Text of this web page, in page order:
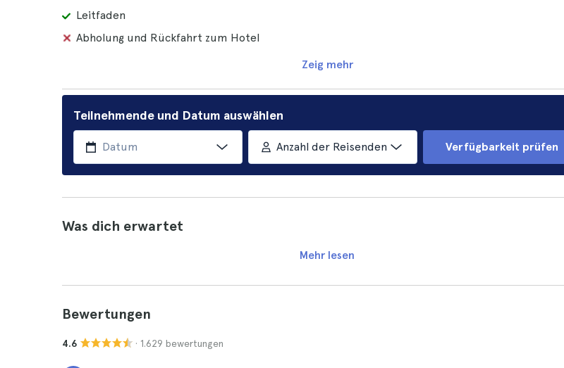
Leitfaden
Abholung und Rückfahrt zum Hotel
Zeig mehr
Teilnehmende und Datum auswählen
Anzahl der Reisenden Verfügbarkeit prüfen
Was dich erwartet
Mehr lesen
Bewertungen
4.6 · 1.629 bewertungen